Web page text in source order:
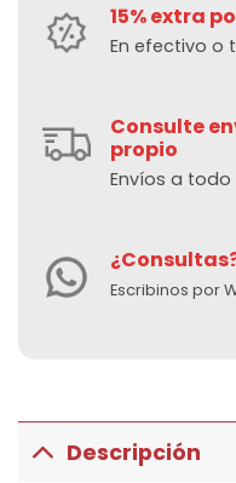
15% extra
En efectivo o
Consulte
propio
Envíos a todo
Escribinos por
Descripción